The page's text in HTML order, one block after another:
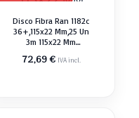
Disco Fibra Ran 1182c
36+,115x22 Mm,25 Un
3m 115x22 Mm
72,69€ IVA incl.